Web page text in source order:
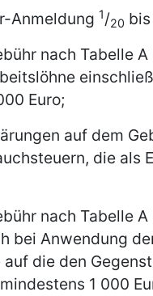
Anmeldung 1/20 bis
nach Tabelle
Euro;
auf dem
die als
nach Tabelle
bei Anwendung
die den
1 000